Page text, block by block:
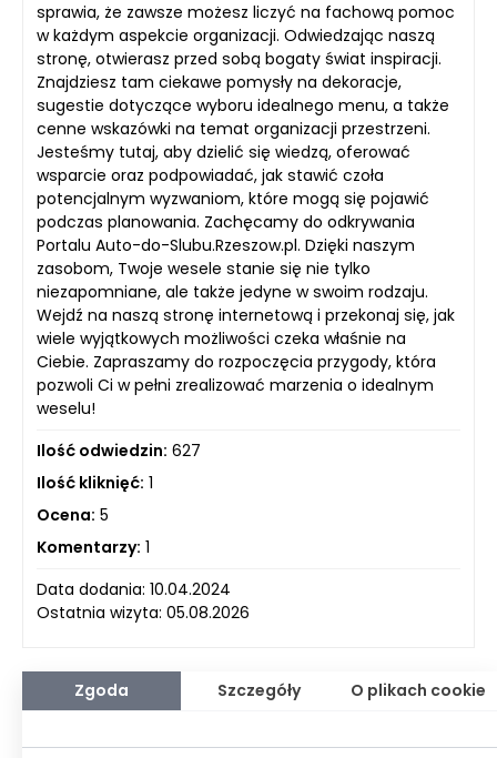
sprawia, że zawsze możesz liczyć na fachową pomoc
w każdym aspekcie organizacji. Odwiedzając naszą
stronę, otwierasz przed sobą bogaty świat inspiracji.
Znajdziesz tam ciekawe pomysły na dekoracje,
sugestie dotyczące wyboru idealnego menu, a także
cenne wskazówki na temat organizacji przestrzeni.
Jesteśmy tutaj, aby dzielić się wiedzą, oferować
wsparcie oraz podpowiadać, jak stawić czoła
potencjalnym wyzwaniom, które mogą się pojawić
podczas planowania. Zachęcamy do odkrywania
Portalu Auto-do-Slubu.Rzeszow.pl. Dzięki naszym
zasobom, Twoje wesele stanie się nie tylko
niezapomniane, ale także jedyne w swoim rodzaju.
Wejdź na naszą stronę internetową i przekonaj się, jak
wiele wyjątkowych możliwości czeka właśnie na
Ciebie. Zapraszamy do rozpoczęcia przygody, która
pozwoli Ci w pełni zrealizować marzenia o idealnym
weselu!
Ilość odwiedzin: 627
Ilość kliknięć: 1
Ocena: 5
Komentarzy: 1
Data dodania: 10.04.2024
Ostatnia wizyta: 05.08.2026
Zgoda Szczegóły O plikach cookie